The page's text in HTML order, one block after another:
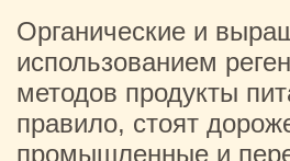
Органические и
использованием
методов продукты
правило, стоят
промышленные и